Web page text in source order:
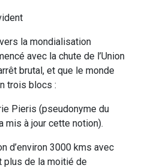
la mondialisation
avec la chute de l’Union
brutal, et que le monde
trois blocs :
Pieris (pseudonyme du
mis à jour cette notion).
d’environ 3000 kms avec
plus de la moitié de